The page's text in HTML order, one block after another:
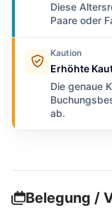
Diese
Paare oder
Kaution
Erhöhte
Die genaue
ab.
Belegung /